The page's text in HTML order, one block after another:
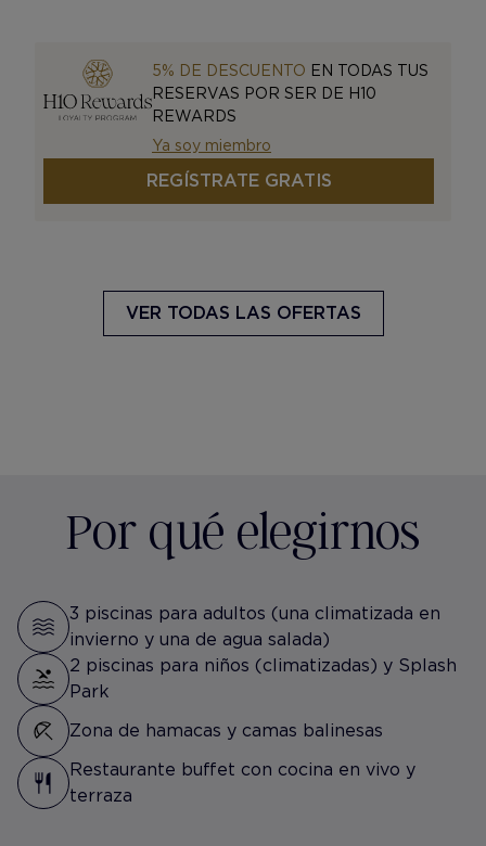
5% DE DESCUENTO EN TODAS TUS
RESERVAS POR SER DE H10
REWARDS
Ya soy miembro
REGÍSTRATE GRATIS
VER TODAS LAS OFERTAS
Por qué elegirnos
3 piscinas para adultos (una climatizada en
invierno y una de agua salada)
2 piscinas para niños (climatizadas) y Splash
Park
Zona de hamacas y camas balinesas
Restaurante buffet con cocina en vivo y
terraza